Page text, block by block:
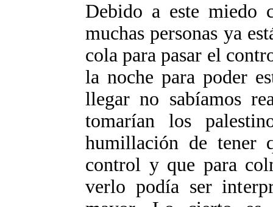
Debido a este miedo
muchas personas ya
cola para pasar el
la noche para poder
llegar no sabíamos
tomarían los
humillación de tener
control y que para
verlo podía ser